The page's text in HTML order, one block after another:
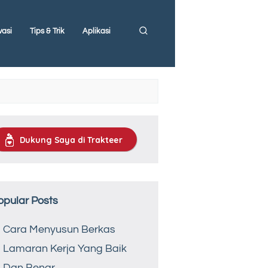
Tips & Trik Aplikasi
Dukung Saya di Trakteer
Posts
Cara Menyusun Berkas
Lamaran Kerja Yang Baik